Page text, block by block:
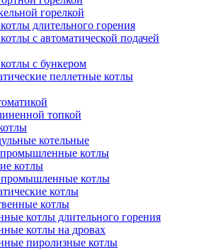
горелкой
длительного горения
с автоматической подачей
с бункером
пеллетные котлы
топкой
котельные
котлы
котлы
котлы
котлы
котлы
котлы длительного горения
котлы на дровах
пиролизные котлы